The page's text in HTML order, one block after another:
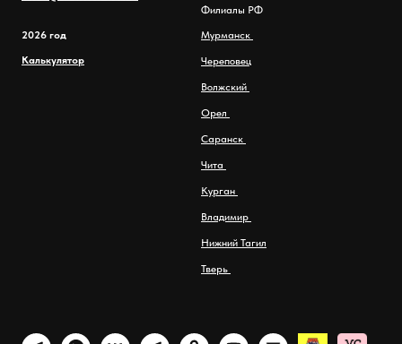
2026 год
Калькулятор
Филиалы РФ
Мурманск
Череповец
Волжский
Орел
Саранск
Чита
Курган
Владимир
Нижний Тагил
Тверь